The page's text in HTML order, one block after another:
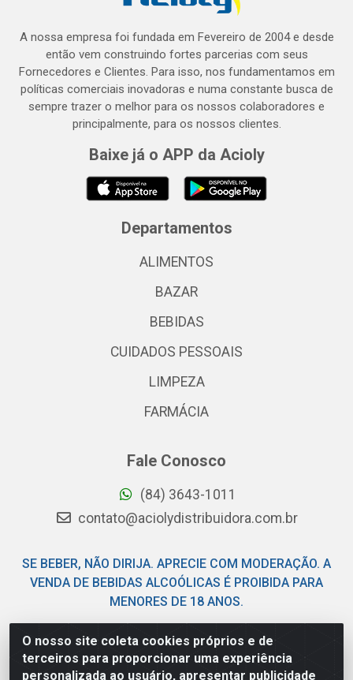
O nosso site coleta cookies próprios e de
terceiros para proporcionar uma experiência
personalizada ao usuário, apresentar publicidade
A nossa empresa foi fundada em Fevereiro de 2004 e desde
então vem construindo fortes parcerias com seus
Fornecedores e Clientes. Para isso, nos fundamentamos em
políticas comerciais inovadoras e numa constante busca de
sempre trazer o melhor para os nossos colaboradores e
principalmente, para os nossos clientes.
Baixe já o APP da Acioly
Departamentos
ALIMENTOS
BAZAR
BEBIDAS
CUIDADOS PESSOAIS
LIMPEZA
FARMÁCIA
Fale Conosco
(84) 3643-1011
contato@aciolydistribuidora.com.br
SE BEBER, NÃO DIRIJA. APRECIE COM MODERAÇÃO. A
VENDA DE BEBIDAS ALCOÓLICAS É PROIBIDA PARA
MENORES DE 18 ANOS.
Acioly Distribuidora - Av Piloto Pereira Tim - Parque de
Exposições - Parnamirim/RN - CEP 59146-480 - CNPJ